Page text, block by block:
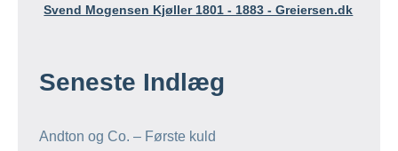
Svend Mogensen Kjøller 1801 - 1883 - Greiersen.dk
Seneste Indlæg
Andton og Co. – Første kuld